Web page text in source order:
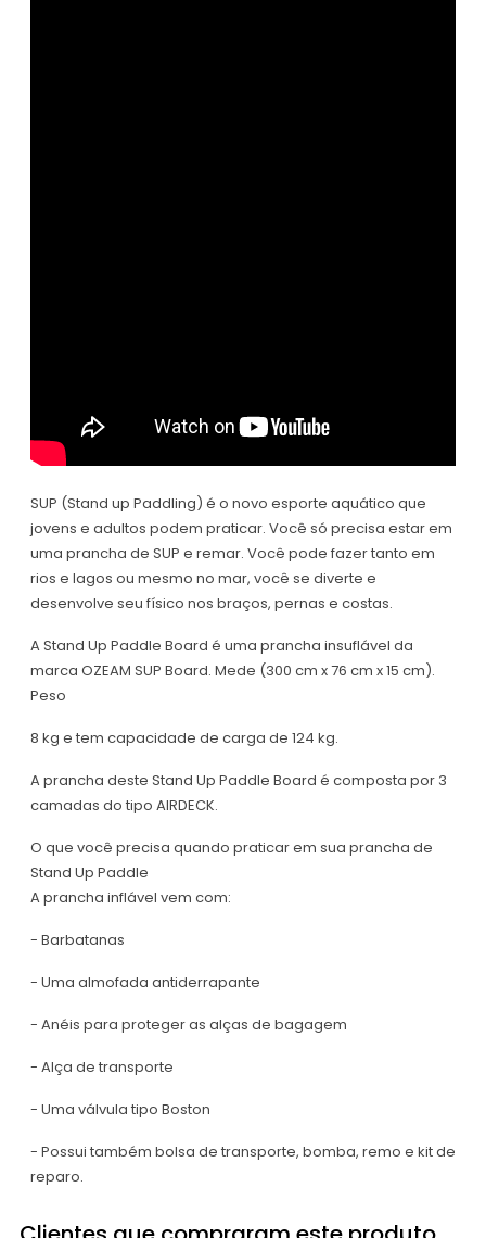
SUP (Stand up Paddling) é o novo esporte aquático que
jovens e adultos podem praticar. Você só precisa estar em
uma prancha de SUP e remar. Você pode fazer tanto em
rios e lagos ou mesmo no mar, você se diverte e
desenvolve seu físico nos braços, pernas e costas.
A Stand Up Paddle Board é uma prancha insuflável da
marca OZEAM SUP Board. Mede (300 cm x 76 cm x 15 cm).
Peso
8 kg e tem capacidade de carga de 124 kg.
A prancha deste Stand Up Paddle Board é composta por 3
camadas do tipo AIRDECK.
O que você precisa quando praticar em sua prancha de
Stand Up Paddle
A prancha inflável vem com:
- Barbatanas
- Uma almofada antiderrapante
- Anéis para proteger as alças de bagagem
- Alça de transporte
- Uma válvula tipo Boston
- Possui também bolsa de transporte, bomba, remo e kit de
reparo.